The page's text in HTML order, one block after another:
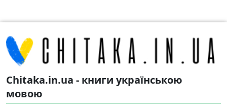
Chitaka.in.ua - книги українською
мовою